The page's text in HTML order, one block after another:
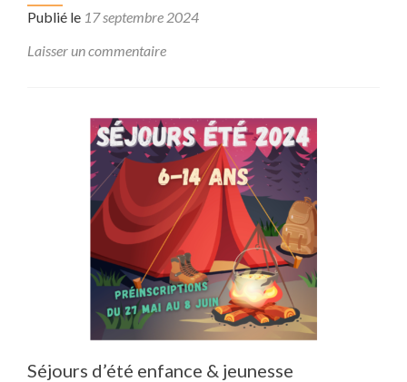
Publié le 17 septembre 2024
Laisser un commentaire
Séjours d’été enfance & jeunesse